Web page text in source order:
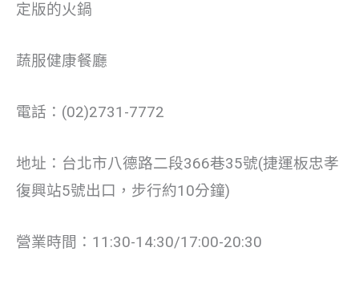
定版的火鍋
蔬服健康餐廳
電話：(02)2731-7772
地址：台北市八德路二段366巷35號(捷運板忠孝
復興站5號出口，步行約10分鐘)
營業時間：11:30-14:30/17:00-20:30